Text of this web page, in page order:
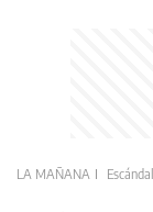
LA MAÑANA